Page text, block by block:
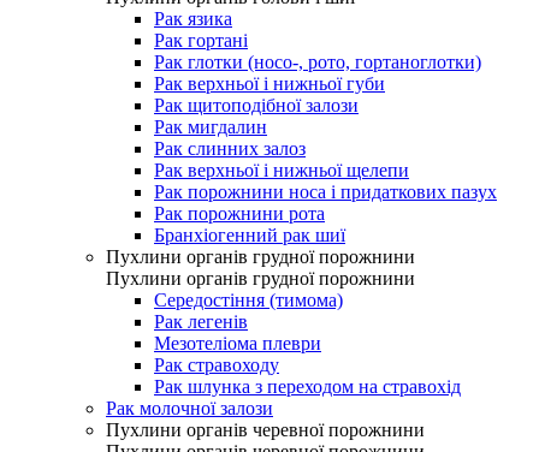
Рак язика
Рак гортані
Рак глотки (носо-, рото, гортаноглотки)
Рак верхньої і нижньої губи
Рак щитоподібної залози
Рак мигдалин
Рак слинних залоз
Рак верхньої і нижньої щелепи
Рак порожнини носа і придаткових пазух
Рак порожнини рота
Бранхіогенний рак шиї
Пухлини органів грудної порожнини
Пухлини органів грудної порожнини
Середостіння (тимома)
Рак легенів
Мезотеліома плеври
Рак стравоходу
Рак шлунка з переходом на стравохід
Рак молочної залози
Пухлини органів черевної порожнини